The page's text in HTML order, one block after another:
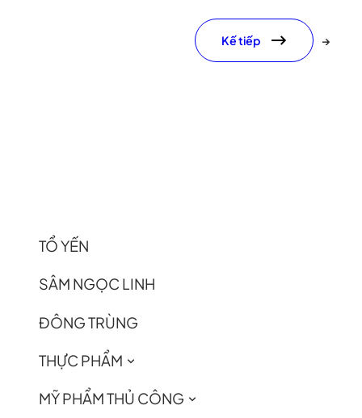
Kế tiếp →
TỔ YẾN
SÂM NGỌC LINH
ĐÔNG TRÙNG
THỰC PHẨM
MỸ PHẨM THỦ CÔNG